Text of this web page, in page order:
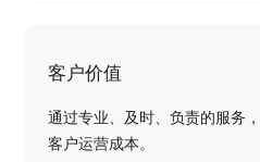
客户价值
通过专业、及时、负责的服务
客户运营成本。